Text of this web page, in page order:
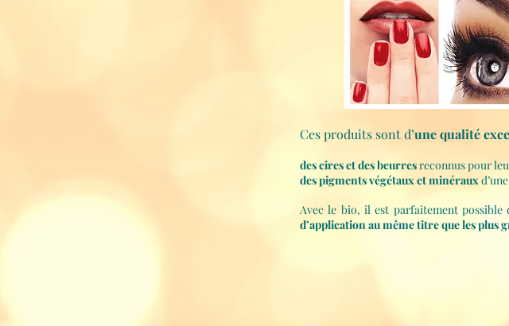
Ces produits sont d’une qualité
des cires et des beurresreconnus pour
des pigments végétaux et minéraux
Avec le bio, il est parfaitement possible
d’application au même titre que les plus